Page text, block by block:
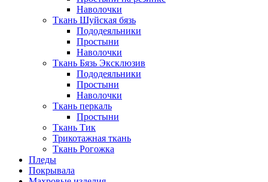
Наволочки
Ткань Шуйская бязь
Пододеяльники
Простыни
Наволочки
Ткань Бязь Эксклюзив
Пододеяльники
Простыни
Наволочки
Ткань перкаль
Простыни
Ткань Тик
Трикотажная ткань
Ткань Рогожка
Пледы
Покрывала